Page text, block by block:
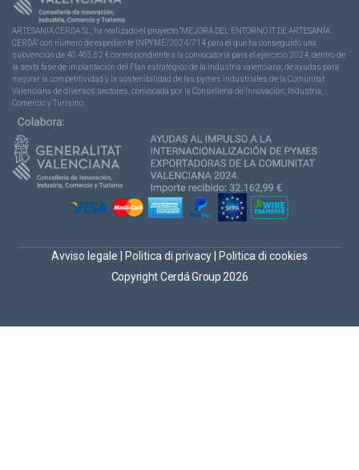
ARTESANIA CERDA SL, ha realizado el proyecto “MEJORA DEL ENTORNO IT DE ARTESANÍA
CERDÁ” con número de expediente INPYME/2024/714 para el que ha conseguido una
subvención de 40.465,62 € correspondiente a la convocatoria para el ejercicio 2024, dentro de
la sexta fase de implantación del Plan estratégico de la industria valenciana, de ayudas para
mejorar la competitividad y la sostenibilidad de las pymes industriales de la Comunitat
Valenciana de diversos sectores, convocada por la Conselleria de Innovación, Industria,
Comercio y Turismo.
Copyright Cerdá Group 2026
Avviso legale Politica di privacy Politica di cookies